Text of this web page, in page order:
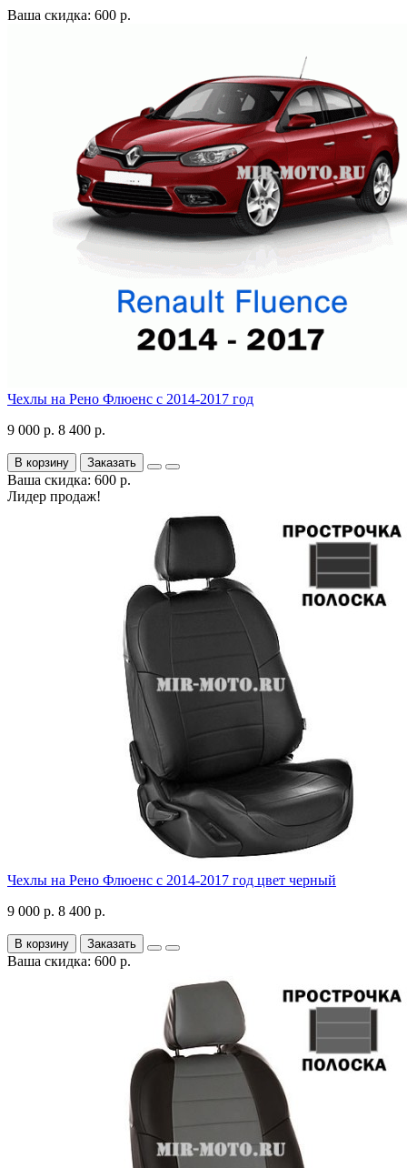
Ваша скидка: 600 р.
Чехлы на Рено Флюенс с 2014-2017 год
9 000 р. 8 400 р.
В корзину Заказать
Ваша скидка: 600 р.
Лидер продаж!
Чехлы на Рено Флюенс с 2014-2017 год цвет черный
9 000 р. 8 400 р.
В корзину Заказать
Ваша скидка: 600 р.